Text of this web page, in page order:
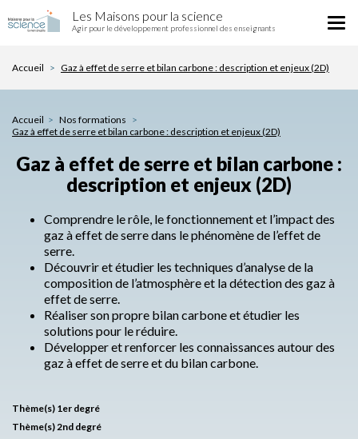
serre
et
carbone
au
Les Maisons pour la science
Agir pour le développement professionnel des enseignants
Accueil Gaz à effet de serre et bilan carbone : description et enjeux (2D)
Accueil
Nos formations
Gaz à effet de serre et bilan carbone : description et enjeux (2D)
Gaz à effet de serre et bilan carbone :
description et enjeux (2D)
Comprendre le rôle, le fonctionnement et l’impact des
gaz à effet de serre dans le phénomène de l’effet de
serre.
Découvrir et étudier les techniques d’analyse de la
composition de l’atmosphère et la détection des gaz à
effet de serre.
Réaliser son propre bilan carbone et étudier les
solutions pour le réduire.
Développer et renforcer les connaissances autour des
gaz à effet de serre et du bilan carbone.
Thème(s) 1er degré
Thème(s) 2nd degré